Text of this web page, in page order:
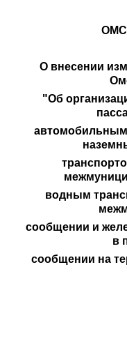
О внесении
"Об
автомобильным
водным
сообщении и
в
сообщении на